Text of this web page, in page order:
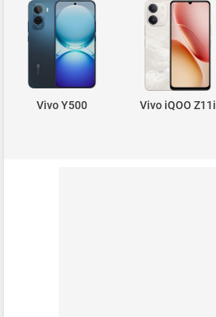
Vivo Y500 Vivo iQOO Z11i